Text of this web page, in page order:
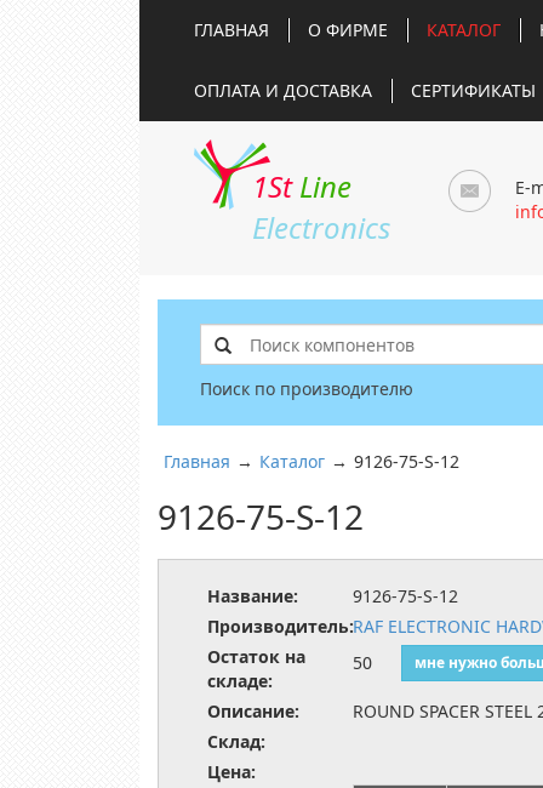
ГЛАВНАЯ О ФИРМЕ КАТАЛОГ
ОПЛАТА И ДОСТАВКА СЕРТИФИКАТЫ
1St Line
Electronics
E-
Поиск по производителю
Главная → Каталог → 9126-75-S-12
9126-75-S-12
Название:
9126-75-S-12
Производитель:RAF ELECTRONIC
Остаток на
складе:
50 мне нужно
Описание:
ROUND SPACER STEEL
Склад:
Цена: